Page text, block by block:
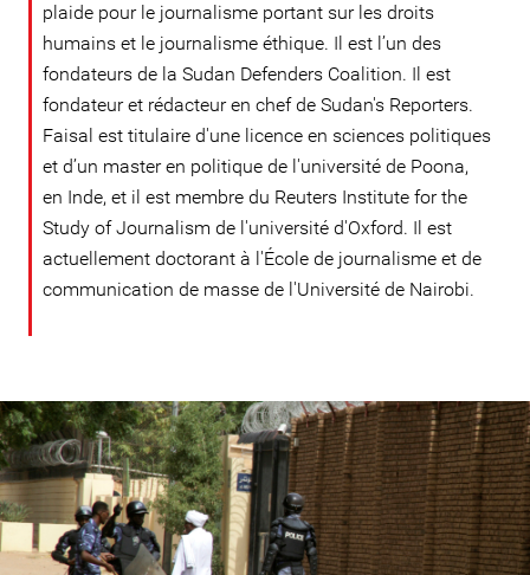
plaide pour le journalisme portant sur les droits
humains et le journalisme éthique. Il est l’un des
fondateurs de la Sudan Defenders Coalition. Il est
fondateur et rédacteur en chef de Sudan's Reporters.
Faisal est titulaire d'une licence en sciences politiques
et d’un master en politique de l'université de Poona,
en Inde, et il est membre du Reuters Institute for the
Study of Journalism de l'université d'Oxford. Il est
actuellement doctorant à l'École de journalisme et de
communication de masse de l'Université de Nairobi.
sudan-
general-
context.jpg